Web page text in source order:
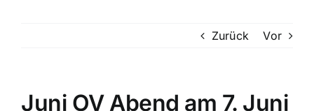
Zurück Vor
Juni OV Abend am 7. Juni